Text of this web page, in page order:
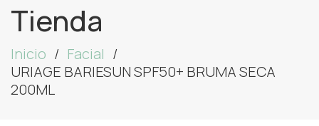
Tienda
Inicio
Facial
URIAGE BARIESUN SPF50+ BRUMA SECA
200ML